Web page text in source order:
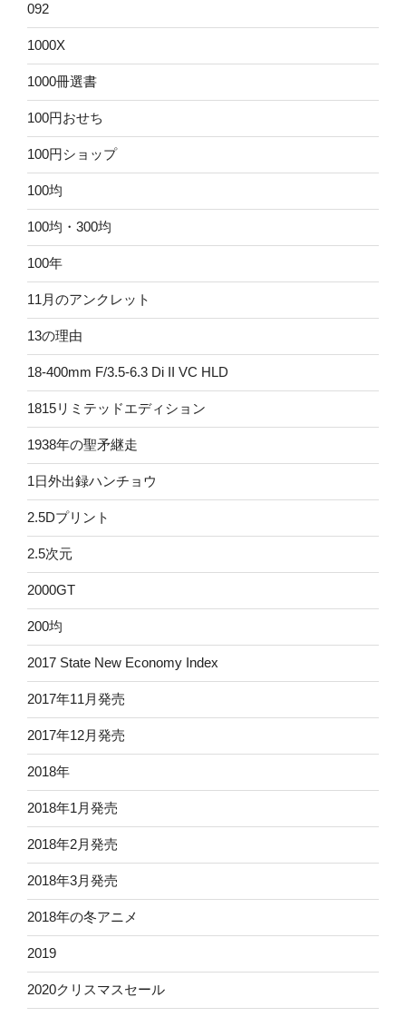
092
1000X
1000冊選書
100円おせち
100円ショップ
100均
100均・300均
100年
11月のアンクレット
13の理由
18-400mm F/3.5-6.3 Di II VC HLD
1815リミテッドエディション
1938年の聖矛継走
1日外出録ハンチョウ
2.5Dプリント
2.5次元
2000GT
200均
2017 State New Economy Index
2017年11月発売
2017年12月発売
2018年
2018年1月発売
2018年2月発売
2018年3月発売
2018年の冬アニメ
2019
2020クリスマスセール